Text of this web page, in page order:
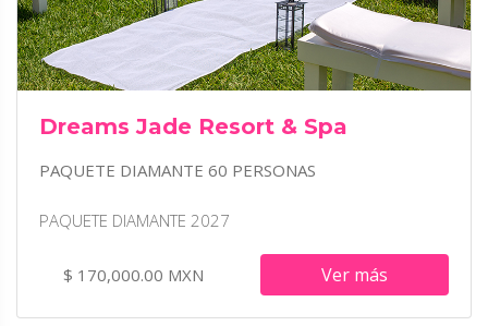
Dreams Jade Resort & Spa
PAQUETE DIAMANTE 60 PERSONAS
PAQUETE DIAMANTE 2027
$ 170,000.00 MXN Ver más